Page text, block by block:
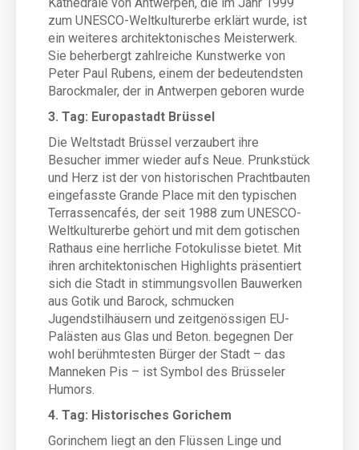
zum UNESCO-Weltkulturerbe erklärt wurde, ist
ein weiteres architektonisches Meisterwerk.
Sie beherbergt zahlreiche Kunstwerke von
Peter Paul Rubens, einem der bedeutendsten
Barockmaler, der in Antwerpen geboren wurde
3. Tag: Europastadt Brüssel
Die Weltstadt Brüssel verzaubert ihre
Besucher immer wieder aufs Neue. Prunkstück
und Herz ist der von historischen Prachtbauten
eingefasste Grande Place mit den typischen
Terrassencafés, der seit 1988 zum UNESCO-
Weltkulturerbe gehört und mit dem gotischen
Rathaus eine herrliche Fotokulisse bietet. Mit
ihren architektonischen Highlights präsentiert
sich die Stadt in stimmungsvollen Bauwerken
aus Gotik und Barock, schmucken
Jugendstilhäusern und zeitgenössigen EU-
Palästen aus Glas und Beton. begegnen Der
wohl berühmtesten Bürger der Stadt – das
Manneken Pis – ist Symbol des Brüsseler
Humors.
4. Tag: Historisches Gorichem
Gorinchem liegt an den Flüssen Linge und